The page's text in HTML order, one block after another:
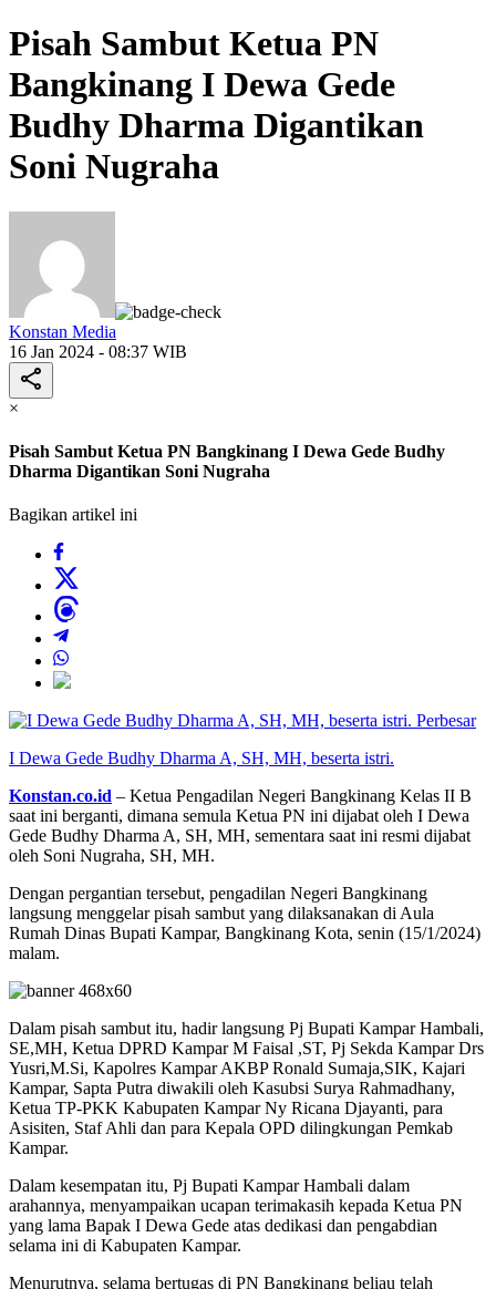
Pisah Sambut Ketua PN
Bangkinang I Dewa Gede
Budhy Dharma Digantikan
Soni Nugraha
Konstan Media
16 Jan 2024 - 08:37 WIB
×
Pisah Sambut Ketua PN Bangkinang I Dewa Gede Budhy
Dharma Digantikan Soni Nugraha
Bagikan artikel ini
Perbesar
I Dewa Gede Budhy Dharma A, SH, MH, beserta istri.
Konstan.co.id – Ketua Pengadilan Negeri Bangkinang Kelas II B
saat ini berganti, dimana semula Ketua PN ini dijabat oleh I Dewa
Gede Budhy Dharma A, SH, MH, sementara saat ini resmi dijabat
oleh Soni Nugraha, SH, MH.
Dengan pergantian tersebut, pengadilan Negeri Bangkinang
langsung menggelar pisah sambut yang dilaksanakan di Aula
Rumah Dinas Bupati Kampar, Bangkinang Kota, senin (15/1/2024)
malam.
Dalam pisah sambut itu, hadir langsung Pj Bupati Kampar Hambali,
SE,MH, Ketua DPRD Kampar M Faisal ,ST, Pj Sekda Kampar Drs
Yusri,M.Si, Kapolres Kampar AKBP Ronald Sumaja,SIK, Kajari
Kampar, Sapta Putra diwakili oleh Kasubsi Surya Rahmadhany,
Ketua TP-PKK Kabupaten Kampar Ny Ricana Djayanti, para
Asisiten, Staf Ahli dan para Kepala OPD dilingkungan Pemkab
Kampar.
Dalam kesempatan itu, Pj Bupati Kampar Hambali dalam
arahannya, menyampaikan ucapan terimakasih kepada Ketua PN
yang lama Bapak I Dewa Gede atas dedikasi dan pengabdian
selama ini di Kabupaten Kampar.
Menurutnya, selama bertugas di PN Bangkinang beliau telah